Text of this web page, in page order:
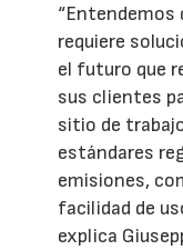
“Entendemos
requiere
el futuro que
sus clientes
sitio de
estándares
emisiones,
facilidad de
explica